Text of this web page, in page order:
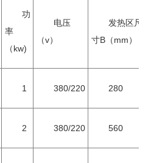
功
率
（kw)
电压
（v）
发热区尺
寸B（mm）
1 380/220 280
2 380/220 560